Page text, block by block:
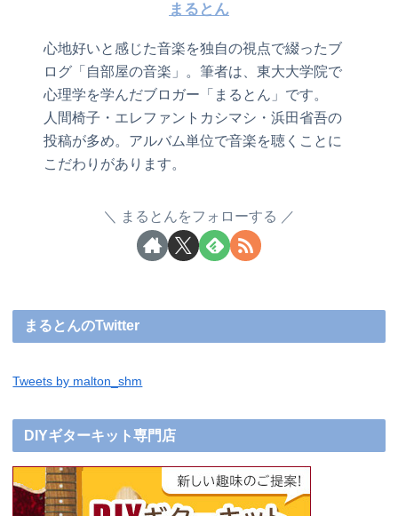
まるとん
心地好いと感じた音楽を独自の視点で綴ったブ
ログ「自部屋の音楽」。筆者は、東大大学院で
心理学を学んだブロガー「まるとん」です。
人間椅子・エレファントカシマシ・浜田省吾の
投稿が多め。アルバム単位で音楽を聴くことに
こだわりがあります。
まるとんをフォローする
まるとんのTwitter
Tweets by malton_shm
DIYギターキット専門店